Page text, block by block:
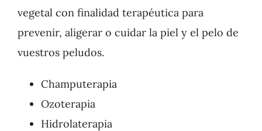
vegetal con finalidad terapéutica para
prevenir, aligerar o cuidar la piel y el pelo de
vuestros peludos.
Champuterapia
Ozoterapia
Hidrolaterapia